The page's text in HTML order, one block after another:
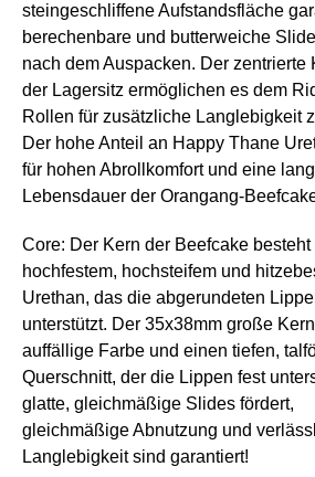
steingeschliffene Aufstandsfläche
berechenbare und butterweiche
nach dem Auspacken. Der zentrierte
der Lagersitz ermöglichen es dem
Rollen für zusätzliche Langlebigkeit
Der hohe Anteil an Happy Thane
für hohen Abrollkomfort und eine
Lebensdauer der Orangang-
Core: Der Kern der Beefcake besteht
hochfestem, hochsteifem und
Urethan, das die abgerundeten
unterstützt. Der 35x38mm große
auffällige Farbe und einen tiefen,
Querschnitt, der die Lippen fest
glatte, gleichmäßige Slides fördert,
gleichmäßige Abnutzung und
Langlebigkeit sind garantiert!